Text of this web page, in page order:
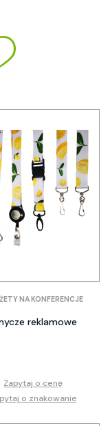
NA KONFERENCJE
reklamowe
Zapytaj o cenę
o znakowanie